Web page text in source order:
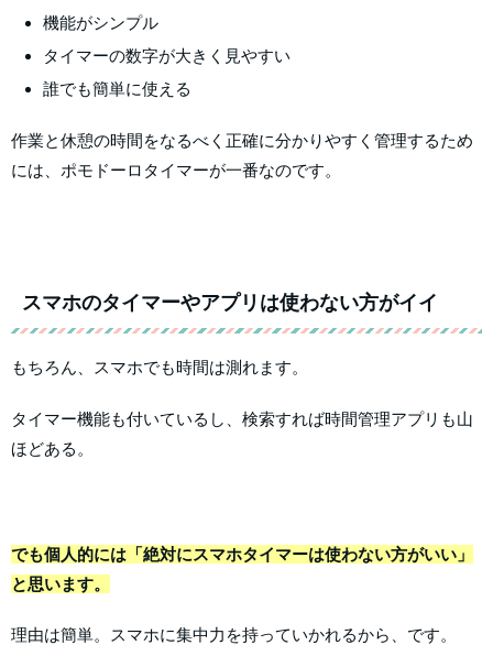
機能がシンプル
タイマーの数字が大きく見やすい
誰でも簡単に使える
作業と休憩の時間をなるべく正確に分かりやすく管理するため
には、ポモドーロタイマーが一番なのです。
スマホのタイマーやアプリは使わない方がイイ
もちろん、スマホでも時間は測れます。
タイマー機能も付いているし、検索すれば時間管理アプリも山
ほどある。
でも個人的には「絶対にスマホタイマーは使わない方がいい」
と思います。
理由は簡単。スマホに集中力を持っていかれるから、です。